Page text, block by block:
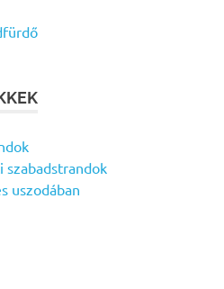
szabadstrandok
uszodában